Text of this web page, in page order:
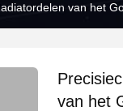
van het
van het